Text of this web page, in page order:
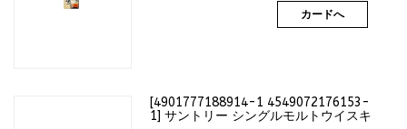
カードへ
[4901777188914-1 4549072176153-
1] サントリー シングルモルトウイスキ